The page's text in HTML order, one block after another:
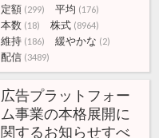
定額 (299) 平均 (176)
本数 (18) 株式 (8964)
維持 (186) 緩やかな (2)
配信 (3489)
広告プラットフォー
ム事業の本格展開に
関するお知らせすべ